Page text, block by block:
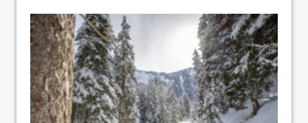
La randonnée, une pratique qui peut s’avérer
risquée